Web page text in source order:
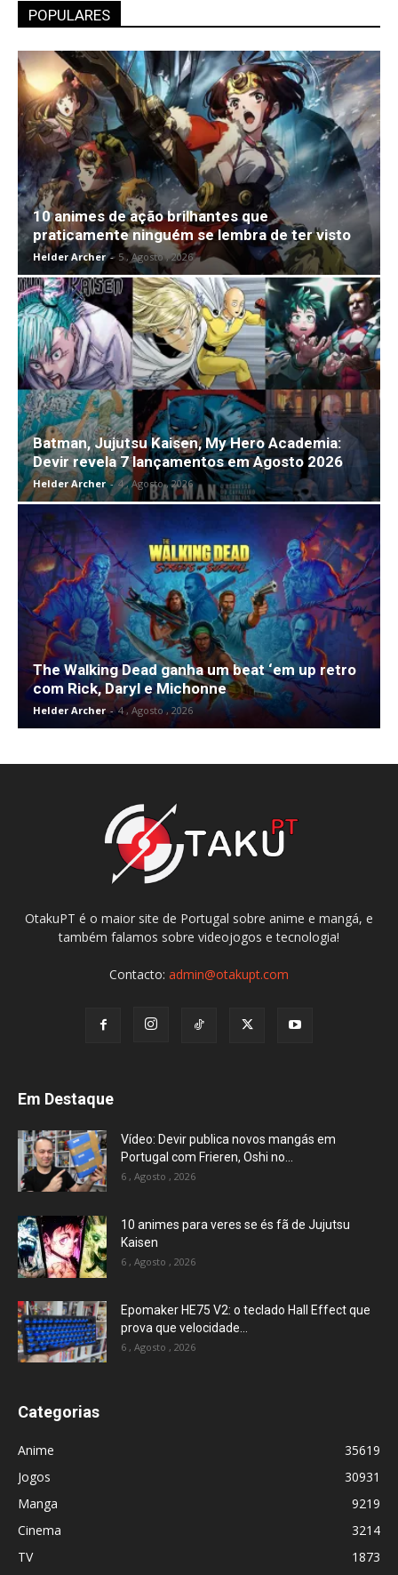
POPULARES
10 animes de ação brilhantes que
praticamente ninguém se lembra de ter visto
Helder Archer - 5 , Agosto , 2026
Batman, Jujutsu Kaisen, My Hero Academia:
Devir revela 7 lançamentos em Agosto 2026
Helder Archer - 4 , Agosto , 2026
The Walking Dead ganha um beat ‘em up retro
com Rick, Daryl e Michonne
Helder Archer - 4 , Agosto , 2026
OtakuPT é o maior site de Portugal sobre anime e mangá, e
também falamos sobre videojogos e tecnologia!
Contacto: admin@otakupt.com
Em Destaque
Vídeo: Devir publica novos mangás em
Portugal com Frieren, Oshi no...
6 , Agosto , 2026
10 animes para veres se és fã de Jujutsu
Kaisen
6 , Agosto , 2026
Epomaker HE75 V2: o teclado Hall Effect que
prova que velocidade...
6 , Agosto , 2026
Categorias
Anime
35619
Jogos
30931
Manga
9219
Cinema
3214
TV
1873